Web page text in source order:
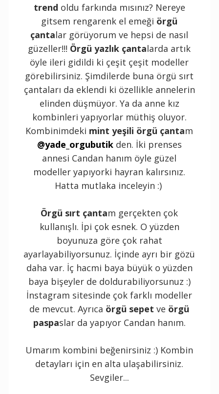
trend oldu farkında mısınız? Nereye
gitsem rengarenk el emeği örgü
çantalar görüyorum ve hepsi de nasıl
güzeller!!! Örgü yazlık çantalarda artık
öyle ileri gidildi ki çeşit çeşit modeller
görebilirsiniz. Şimdilerde buna örgü sırt
çantaları da eklendi ki özellikle annelerin
elinden düşmüyor. Ya da anne kız
kombinleri yapıyorlar müthiş oluyor.
Kombinimdeki mint yeşili örgü çantam
@yade_orgubutikden. İki prenses
annesi Candan hanım öyle güzel
modeller yapıyorki hayran kalırsınız.
Hatta mutlaka inceleyin :)
Örgü sırt çantam gerçekten çok
kullanışlı. İpi çok esnek. O yüzden
boyunuza göre çok rahat
ayarlayabiliyorsunuz. İçinde ayrı bir gözü
daha var. İç hacmi baya büyük o yüzden
baya bişeyler de doldurabiliyorsunuz :)
İnstagram sitesinde çok farklı modeller
de mevcut. Ayrıca örgü sepet ve örgü
paspaslar da yapıyor Candan hanım.
Umarım kombini beğenirsiniz :) Kombin
detayları için en alta ulaşabilirsiniz.
Sevgiler...